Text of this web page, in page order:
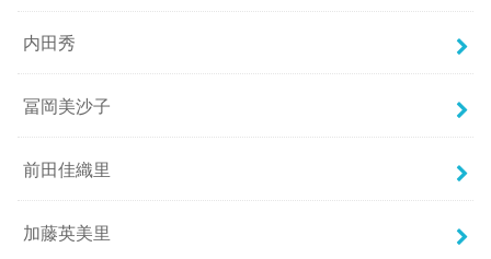
内田秀
冨岡美沙子
前田佳織里
加藤英美里